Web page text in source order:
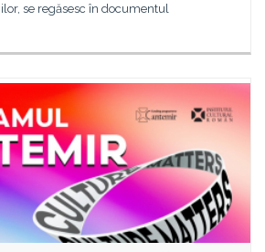
se regăsesc în documentul